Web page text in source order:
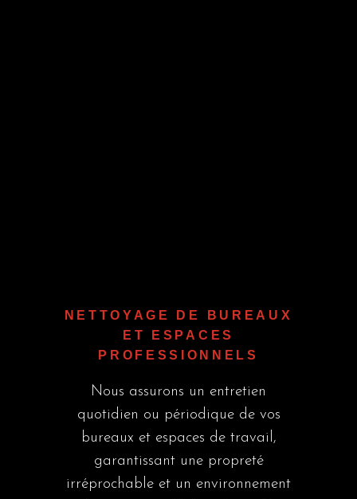
NETTOYAGE DE BUREAUX
ET ESPACES
PROFESSIONNELS
Nous assurons un entretien
quotidien ou périodique de vos
bureaux et espaces de travail,
garantissant une propreté
irréprochable et un environnement